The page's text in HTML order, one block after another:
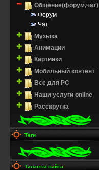
Общение(форум,чат)
Форум
Чат
Музыка
Анимации
Картинки
Мобильный контент
Все для PC
Наши услуги online
Расскрутка
Теги
Таланты сайта